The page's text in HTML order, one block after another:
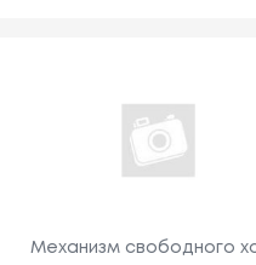
Механизм свободного